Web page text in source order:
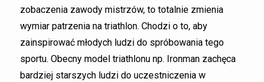
zobaczenia zawody mistrzów, to totalnie zmienia
wymiar patrzenia na triathlon. Chodzi o to, aby
zainspirować młodych ludzi do spróbowania tego
sportu. Obecny model triathlonu np. Ironman zachęca
bardziej starszych ludzi do uczestniczenia w